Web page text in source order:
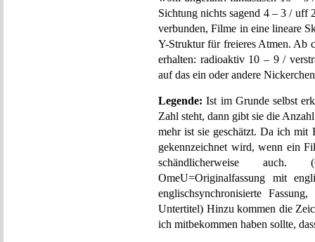
Sichtung nichts sagend 4 – 3 / uff
verbunden, Filme in eine lineare
Y-Struktur für freieres Atmen. Ab
erhalten: radioaktiv 10 – 9 /
auf das ein oder andere
Legende: Ist im Grunde selbst
Zahl steht, dann gibt sie die
mehr ist sie geschätzt. Da ich mit
gekennzeichnet wird, wenn ein
schändlicherweise auch.
OmeU=Originalfassung mit
englischsynchronisierte
Untertitel) Hinzu kommen die
ich mitbekommen haben sollte,